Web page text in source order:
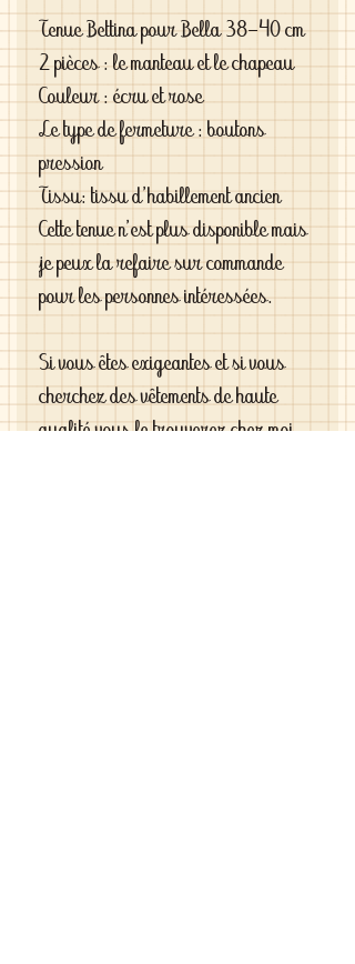
Tenue Bettina pour Bella 38-40 cm
2 pièces : le manteau et le chapeau
Couleur : écru et rose
Le type de fermeture : boutons
pression
Tissu: tissu d'habillement ancien
Cette tenue n'est plus disponible mais
je peux la refaire sur commande
pour les personnes intéressées.
Si vous êtes exigeantes et si vous
cherchez des vêtements de haute
qualité vous le trouverez chez moi .